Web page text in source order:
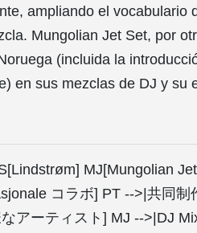
ampliando el vocabulario
Mungolian Jet Set, por
(incluida la
en sus mezclas de DJ y su
MJ[Mungolian
コラボ] PT -->|共同
アーティスト] MJ -->|DJ